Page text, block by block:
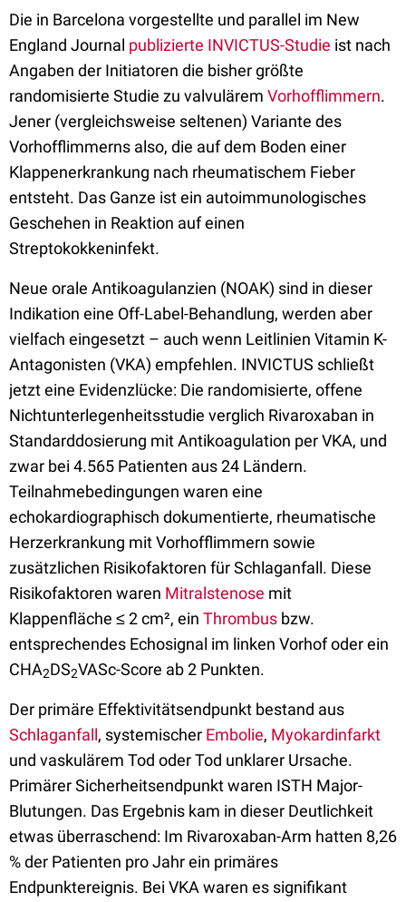
Die in Barcelona vorgestellte und parallel im New
England Journal publizierte INVICTUS-Studie ist nach
Angaben der Initiatoren die bisher größte
randomisierte Studie zu valvulärem Vorhofflimmern.
Jener (vergleichsweise seltenen) Variante des
Vorhofflimmerns also, die auf dem Boden einer
Klappenerkrankung nach rheumatischem Fieber
entsteht. Das Ganze ist ein autoimmunologisches
Geschehen in Reaktion auf einen
Streptokokkeninfekt.
Neue orale Antikoagulanzien (NOAK) sind in dieser
Indikation eine Off-Label-Behandlung, werden aber
vielfach eingesetzt – auch wenn Leitlinien Vitamin K-
Antagonisten (VKA) empfehlen. INVICTUS schließt
jetzt eine Evidenzlücke: Die randomisierte, offene
Nichtunterlegenheitsstudie verglich Rivaroxaban in
Standarddosierung mit Antikoagulation per VKA, und
zwar bei 4.565 Patienten aus 24 Ländern.
Teilnahmebedingungen waren eine
echokardiographisch dokumentierte, rheumatische
Herzerkrankung mit Vorhofflimmern sowie
zusätzlichen Risikofaktoren für Schlaganfall. Diese
Risikofaktoren waren Mitralstenose mit
Klappenfläche ≤ 2 cm², ein Thrombus bzw.
entsprechendes Echosignal im linken Vorhof oder ein
CHA2DS2VASc-Score ab 2 Punkten.
Der primäre Effektivitätsendpunkt bestand aus
Schlaganfall, systemischer Embolie, Myokardinfarkt
und vaskulärem Tod oder Tod unklarer Ursache.
Primärer Sicherheitsendpunkt waren ISTH Major-
Blutungen. Das Ergebnis kam in dieser Deutlichkeit
etwas überraschend: Im Rivaroxaban-Arm hatten 8,26
% der Patienten pro Jahr ein primäres
Endpunktereignis. Bei VKA waren es signifikant